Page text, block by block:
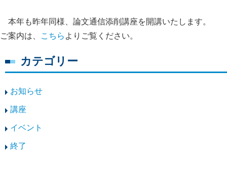
本年も昨年同様、論文通信添削講座を開講いたします。
ご案内は、
こちら よりご覧ください。
カテゴリー
お知らせ
講座
イベント
終了